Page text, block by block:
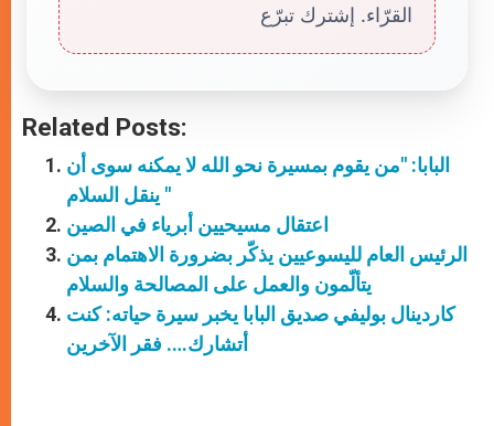
القرّاء. إشترك تبرّع
Related Posts:
البابا: "من يقوم بمسيرة نحو الله لا يمكنه سوى أن
ينقل السلام "
اعتقال مسيحيين أبرياء في الصين
الرئيس العام لليسوعيين يذكّر بضرورة الاهتمام بمن
يتألّمون والعمل على المصالحة والسلام
كاردينال بوليفي صديق البابا يخبر سيرة حياته: كنت
أتشارك…. فقر الآخرين